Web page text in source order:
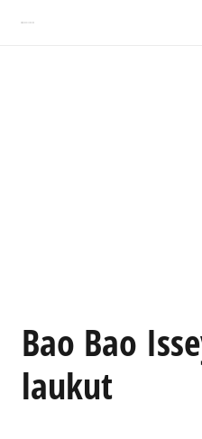
Bao Bao
laukut